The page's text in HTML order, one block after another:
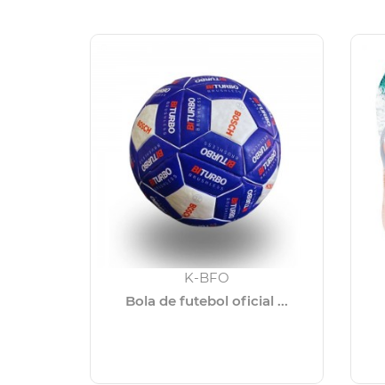
K-BFO
Bola de futebol oficial ...